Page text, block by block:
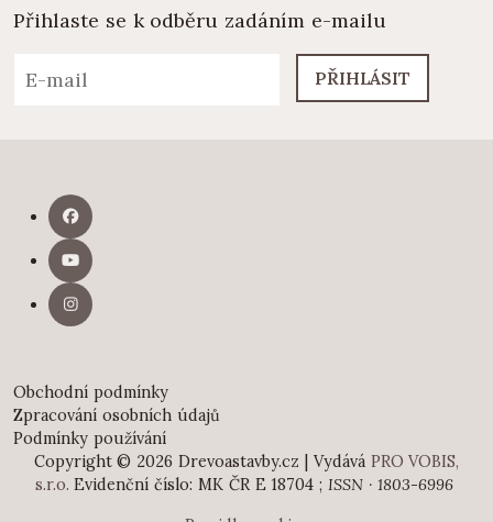
Přihlaste se k odběru zadáním e-mailu
PŘIHLÁSIT
Obchodní podmínky
Zpracování osobních údajů
Podmínky používání
Copyright © 2026 Drevoastavby.cz | Vydává PRO VOBIS,
s.r.o. Evidenční číslo: MK ČR E 18704 ; ISSN · 1803-6996